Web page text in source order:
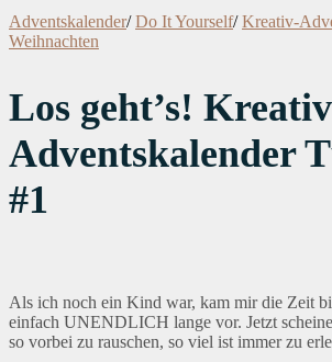
Adventskalender/ Do It Yourself/ Kreativ-
Weihnachten
Los geht’s!
Adventskalender
#1
Als ich noch ein Kind war, kam mir die Zeit
einfach UNENDLICH lange vor. Jetzt
so vorbei zu rauschen, so viel ist immer zu